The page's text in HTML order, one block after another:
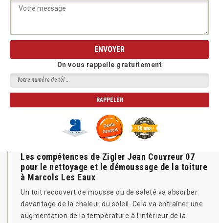
On vous rappelle gratuitement
Les compétences de Zigler Jean Couvreur 07
pour le nettoyage et le démoussage de la toiture
à Marcols Les Eaux
Un toit recouvert de mousse ou de saleté va absorber
davantage de la chaleur du soleil. Cela va entraîner une
augmentation de la température à l'intérieur de la